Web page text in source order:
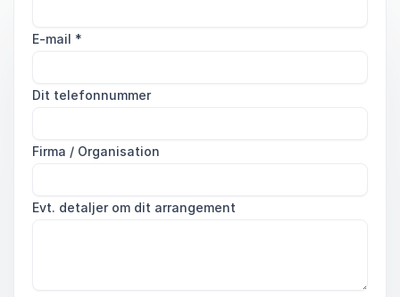
E-mail *
Dit telefonnummer
Firma / Organisation
Evt. detaljer om dit arrangement